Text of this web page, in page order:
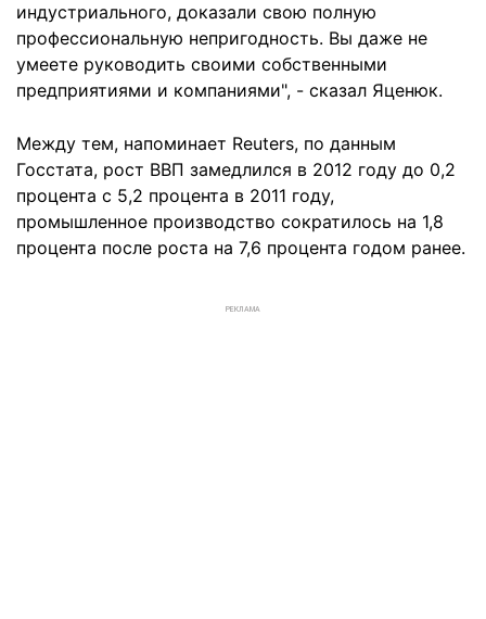
индустриального, доказали свою полную
профессиональную непригодность. Вы даже не
умеете руководить своими собственными
предприятиями и компаниями", - сказал Яценюк.
Между тем, напоминает Reuters, по данным
Госстата, рост ВВП замедлился в 2012 году до 0,2
процента с 5,2 процента в 2011 году,
промышленное производство сократилось на 1,8
процента после роста на 7,6 процента годом ранее.
РЕКЛАМА